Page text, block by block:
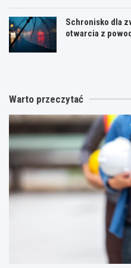
Schronisko dla
otwarcia z
Warto przeczytać